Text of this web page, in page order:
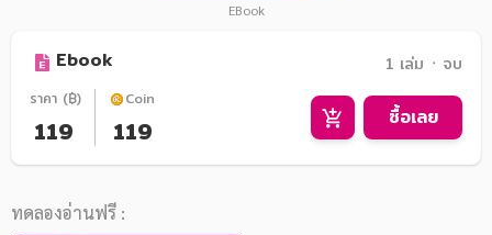
EBook
Ebook 1 เล่ม ᛫ จบ
ราคา (฿)
119
Coin
119 ซื้อเลย
ทดลองอ่านฟรี :